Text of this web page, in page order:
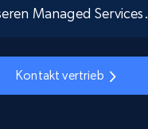
Managed Services.
Kontakt vertrieb